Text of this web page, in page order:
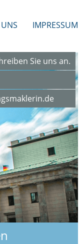
IMPRESSUM
Sie uns an.